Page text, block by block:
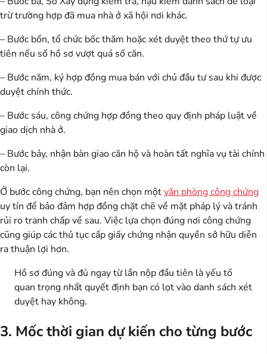
trừ trường hợp đã mua nhà ở xã hội nơi khác.
– Bước bốn, tổ chức bốc thăm hoặc xét duyệt theo thứ tự ưu
tiên nếu số hồ sơ vượt quá số căn.
– Bước năm, ký hợp đồng mua bán với chủ đầu tư sau khi được
duyệt chính thức.
– Bước sáu, công chứng hợp đồng theo quy định pháp luật về
giao dịch nhà ở.
– Bước bảy, nhận bàn giao căn hộ và hoàn tất nghĩa vụ tài chính
còn lại.
Ở bước công chứng, bạn nên chọn mộtvăn phòng công chứng
uy tín để bảo đảm hợp đồng chặt chẽ về mặt pháp lý và tránh
rủi ro tranh chấp về sau. Việc lựa chọn đúng nơi công chứng
cũng giúp các thủ tục cấp giấy chứng nhận quyền sở hữu diễn
ra thuận lợi hơn.
Hồ sơ đúng và đủ ngay từ lần nộp đầu tiên là yếu tố
quan trọng nhất quyết định bạn có lọt vào danh sách xét
duyệt hay không.
3. Mốc thời gian dự kiến cho từng bước